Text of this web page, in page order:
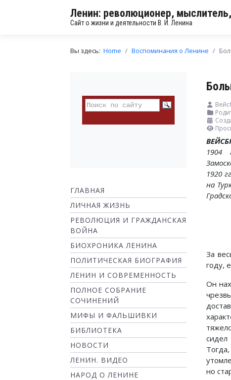
Ленин: революционер,
Сайт о жизни и деятельности В. И. Ленина
Вы здесь: Home Воспоминания о Ленине
ГЛАВНАЯ
ЛИЧНАЯ ЖИЗНЬ
РЕВОЛЮЦИЯ И ГРАЖДАНСКАЯ
ВОЙНА
БИОХРОНИКА ЛЕНИНА
ПОЛИТИЧЕСКАЯ БИОГРАФИЯ
ЛЕНИН И СОВРЕМЕННОСТЬ
ПОЛНОЕ СОБРАНИЕ
СОЧИНЕНИЙ
МИФЫ И ФАЛЬШИВКИ
БИБЛИОТЕКА
НОВОСТИ
ЛЕНИН. ВИДЕО
НАРОД О ЛЕНИНЕ
1904
1920
на
За
году,
Он
сидел
но